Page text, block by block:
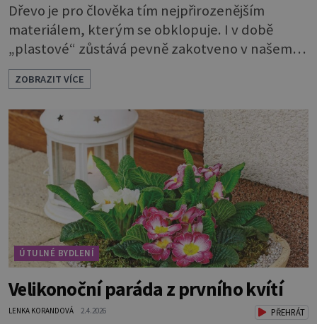
Dřevo je pro člověka tím nejpřirozenějším
materiálem, kterým se obklopuje. I v době
„plastové“ zůstává pevně zakotveno v našem
životě. Se dřevem jsme tak srostlí, že je nám
příjemné na dotyk, voní nám a podporuje
kladné vlivy našeho prostředí. Máte chuť
pořídit si 100% masiv a nevíte, jestli se bude do
vašeho interiéru hodit?Dřevěný nábytek sluší
každému pokoji. Jak ho správně použít? Které
ZOBRAZIT VÍCE
ÚTULNÉ BYDLENÍ
Velikonoční paráda z prvního kvítí
LENKA KORANDOVÁ 2.4.2026 PŘEHRÁT